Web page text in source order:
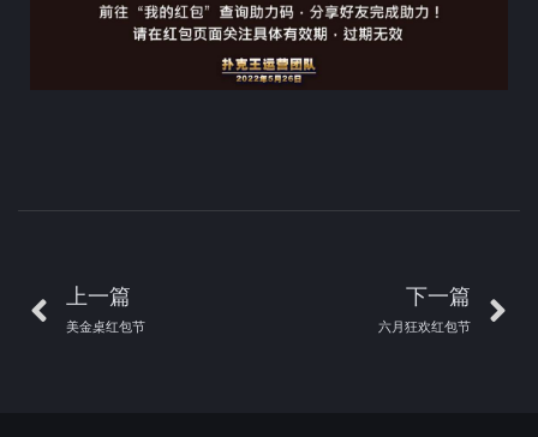
上一篇
美金桌红包节
下一篇
六月狂欢红包节